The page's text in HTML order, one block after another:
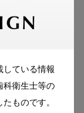
している情報
科衛生士等の
ものです。
病予防を推進
医師